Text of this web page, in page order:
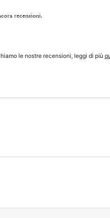
recensioni.
le nostre recensioni, leggi di più